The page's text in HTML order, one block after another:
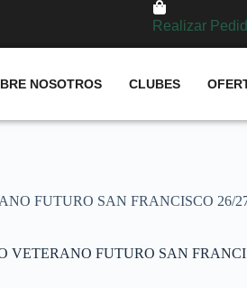
Realizar
NOSOTROS CLUBES
FUTURO SAN FRANCISCO 26/
VETERANO FUTURO SAN